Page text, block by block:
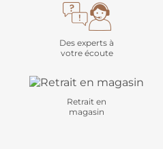
Des experts à
votre écoute
Retrait en
magasin